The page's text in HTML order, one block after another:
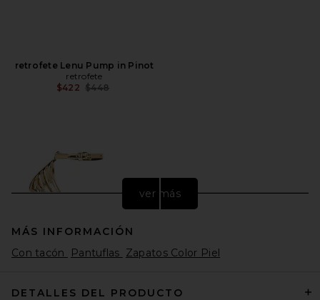
retrofete Lenu Pump in Pinot
retrofete
$422 Precio anterior:
$448
ver más
MÁS INFORMACIÓN
Con tacón
Pantuflas Zapatos Color Piel
DETALLES DEL PRODUCTO